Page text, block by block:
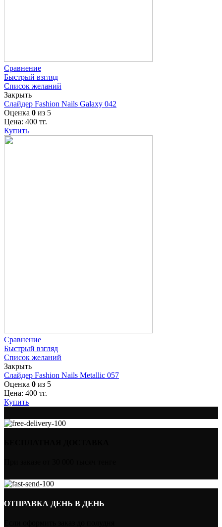
Сравнение
Быстрый взгляд
Список желаний
Закрыть
Слайдер Fashion Nails Galaxy 042
Оценка 0 из 5
Цена: 400 тг.
Купить
Сравнение
Быстрый взгляд
Список желаний
Закрыть
Слайдер Fashion Nails Metallic 057
Оценка 0 из 5
Цена: 400 тг.
Купить
ОТПРАВКА ДЕНЬ В ДЕНЬ